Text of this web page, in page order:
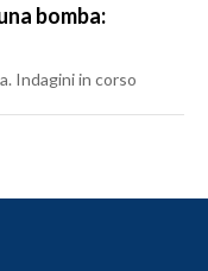
bomba:
Indagini in corso